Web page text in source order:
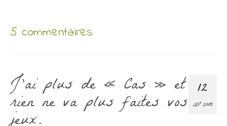
5 commentaires
12
SEP 2009
J’ai plus de « Cas » et
rien ne va plus faites vos